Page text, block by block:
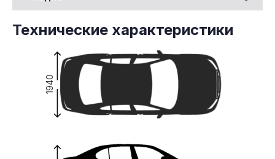
Технические характеристики
1940